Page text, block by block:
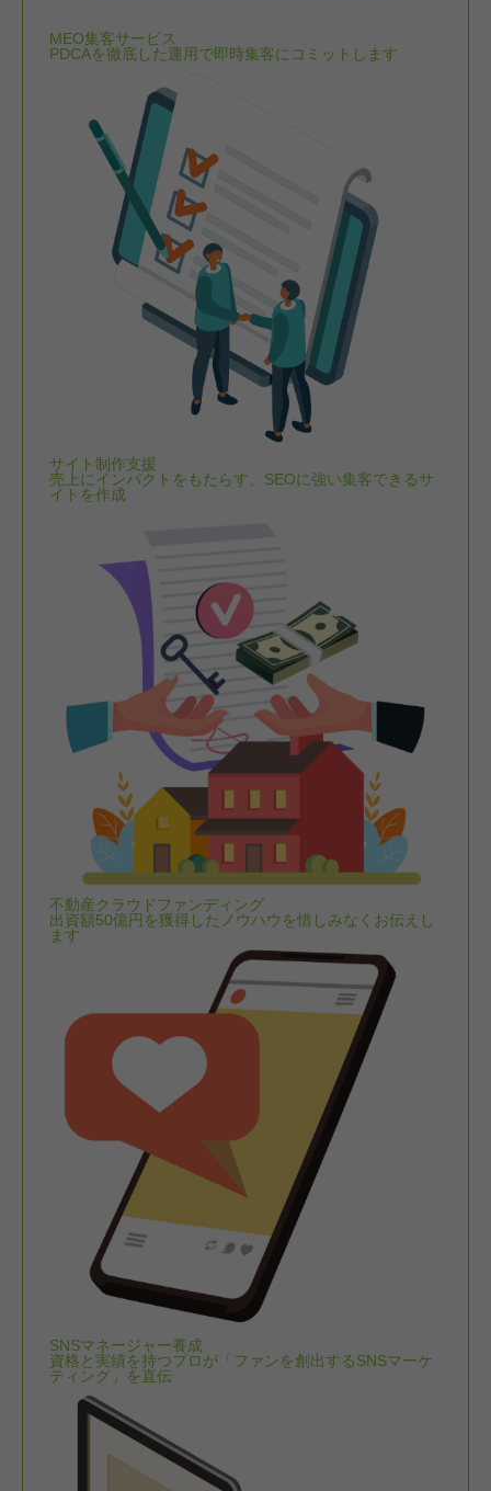
MEO集客サービス
PDCAを徹底した運用で即時集客にコミットします
サイト制作支援
売上にインパクトをもたらす、SEOに強い集客できるサ
イトを作成
不動産クラウドファンディング
出資額50億円を獲得したノウハウを惜しみなくお伝えし
ます
SNSマネージャー養成
資格と実績を持つプロが「ファンを創出するSNSマーケ
ティング」を直伝